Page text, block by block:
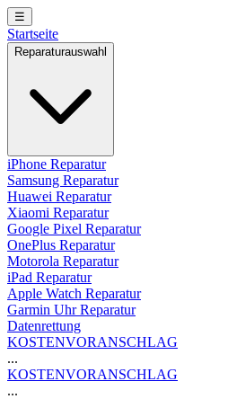
☰
Startseite
Reparaturauswahl
iPhone Reparatur
Samsung Reparatur
Huawei Reparatur
Xiaomi Reparatur
Google Pixel Reparatur
OnePlus Reparatur
Motorola Reparatur
iPad Reparatur
Apple Watch Reparatur
Garmin Uhr Reparatur
Datenrettung
KOSTENVORANSCHLAG
...
KOSTENVORANSCHLAG
...